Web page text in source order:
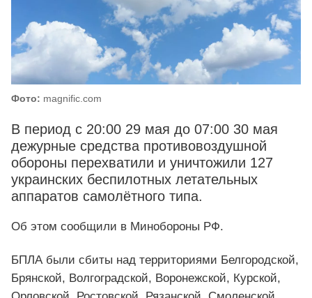
Фото: magnific.com
В период с 20:00 29 мая до 07:00 30 мая
дежурные средства противовоздушной
обороны перехватили и уничтожили 127
украинских беспилотных летательных
аппаратов самолётного типа.
Об этом сообщили в Минобороны РФ.
БПЛА были сбиты над территориями Белгородской,
Брянской, Волгоградской, Воронежской, Курской,